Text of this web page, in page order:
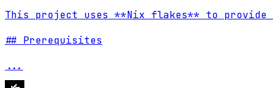
This project uses **Nix flakes** to provide
## Prerequisites
...